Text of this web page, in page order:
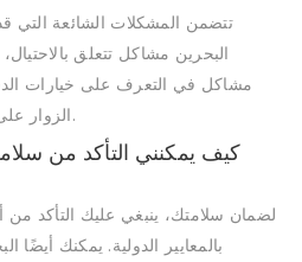
تتضمن المشكلات الشائعة التي
البحرين مشاكل تتعلق
مشاكل في التعرف على خيارات
الزوار على دراية بهذه المشكلات لتفاديها.
كيف يمكنني التأكد من
لضمان سلامتك، ينبغي عليك التأكد من
بالمعايير الدولية. يمكنك أيضًا